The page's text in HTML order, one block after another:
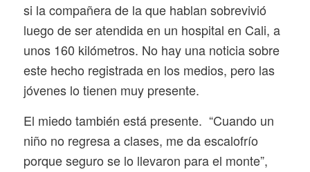
si la compañera de la que hablan sobrevivió
luego de ser atendida en un hospital en Cali, a
unos 160 kilómetros. No hay una noticia sobre
este hecho registrada en los medios, pero las
jóvenes lo tienen muy presente.
El miedo también está presente. “Cuando un
niño no regresa a clases, me da escalofrío
porque seguro se lo llevaron para el monte”,